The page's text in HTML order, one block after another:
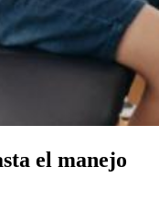
el manejo